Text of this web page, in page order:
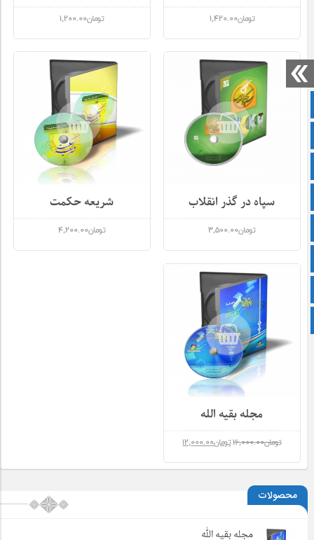
صفحه نخست
تومان1,420.00 تومان1,200.00
سپاه در گذر انقلاب
تومان3,500.00
شریعه حکمت
تومان4,200.00
مجله بقیه الله
تومان16,000.00تومان12,000.00
محصولات
مجله بقیه الله